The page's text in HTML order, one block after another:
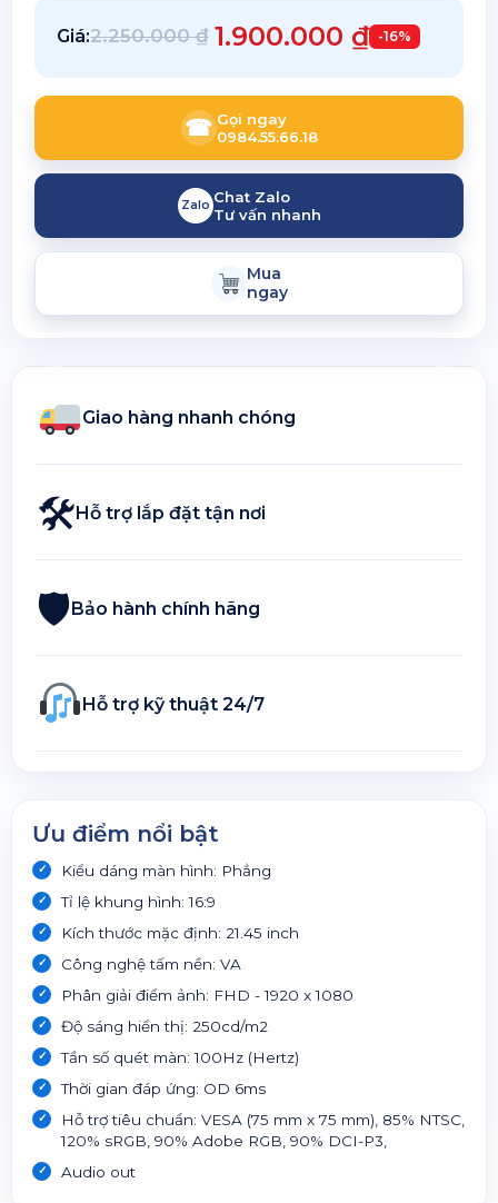
Giá:2.250.000₫ 1.900.000 ₫ -16%
☎ Gọi ngay
0984.55.66.18
Zalo Chat Zalo
Tư vấn nhanh
Mua
ngay
Giao hàng nhanh chóng
🛠Hỗ trợ lắp đặt tận nơi
🛡Bảo hành chính hãng
Hỗ trợ kỹ thuật 24/7
Ưu điểm nổi bật
Kiểu dáng màn hình: Phẳng
Tỉ lệ khung hình: 16:9
Kích thước mặc định: 21.45 inch
Công nghệ tấm nền: VA
Phân giải điểm ảnh: FHD - 1920 x 1080
Độ sáng hiển thị: 250cd/m2
Tần số quét màn: 100Hz (Hertz)
Thời gian đáp ứng: OD 6ms
Hỗ trợ tiêu chuẩn: VESA (75 mm x 75 mm), 85% NTSC,
120% sRGB, 90% Adobe RGB, 90% DCI-P3,
Audio out